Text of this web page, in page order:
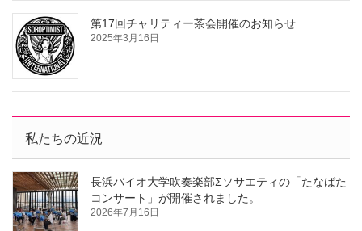
第17回チャリティー茶会開催のお知らせ
2025年3月16日
私たちの近況
長浜バイオ大学吹奏楽部Σソサエティの「たなばた
コンサート」が開催されました。
2026年7月16日